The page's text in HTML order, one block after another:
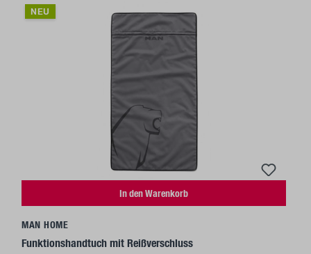
NEU
In den Warenkorb
MAN HOME
Funktionshandtuch mit Reißverschluss